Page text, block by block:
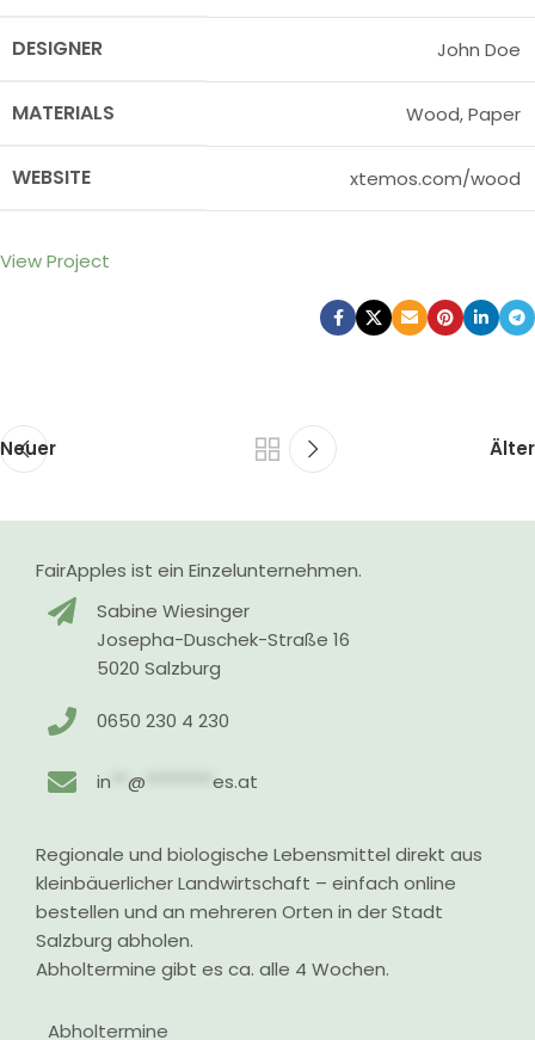
DESIGNER John Doe
MATERIALS Wood, Paper
WEBSITE xtemos.com/wood
View Project
Neuer Älter
FairApples ist ein Einzelunternehmen.
Sabine Wiesinger
Josepha-Duschek-Straße 16
5020 Salzburg
0650 230 4 230
in **@ ********es.at
Regionale und biologische Lebensmittel direkt aus
kleinbäuerlicher Landwirtschaft – einfach online
bestellen und an mehreren Orten in der Stadt
Salzburg abholen.
Abholtermine gibt es ca. alle 4 Wochen.
Abholtermine